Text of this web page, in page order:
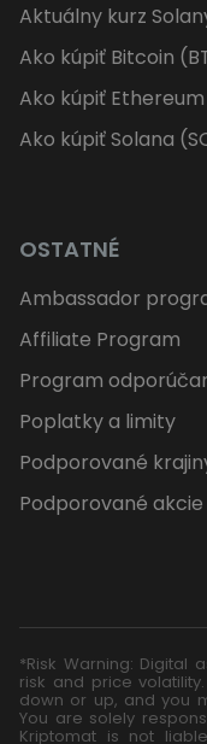
Aktuálny kurz
Ako kúpiť Bitcoin
Ako kúpiť Ethereum
Ako kúpiť Solana
OSTATNÉ
Ambassador
Affiliate Program
Program
Poplatky a limity
Podporované
Podporované akcie
*Risk Warning: Digital
risk and price
down or up, and you
You are solely
Kriptomat is not